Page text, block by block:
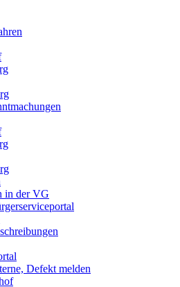
in der VG
Defekt melden